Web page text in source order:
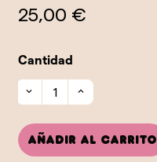
25,00 €
Cantidad
Añadir al carrito